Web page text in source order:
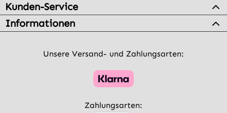
Kunden-Service
Informationen
Unsere Versand- und Zahlungsarten:
Zahlungsarten: